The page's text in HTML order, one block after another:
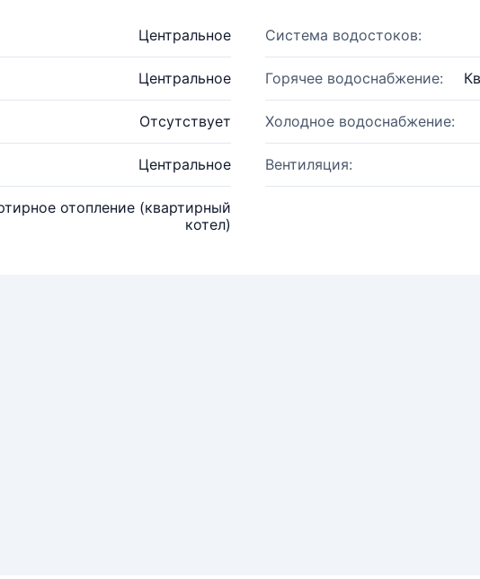
Центральное Система водостоков:
Центральное Горячее водоснабжение:
Отсутствует Холодное водоснабжение:
Центральное Вентиляция:
отопление (квартирный
котел)